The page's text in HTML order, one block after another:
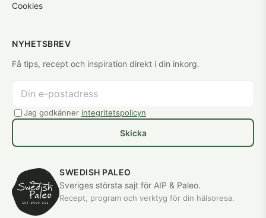
SWEDISH PALEO
Sveriges största sajt för AIP & Paleo.
Recept, program och verktyg för din hälsoresa.
Cookies
NYHETSBREV
Få tips, recept och inspiration direkt i din inkorg.
Jag godkänner integritetspolicyn
Skicka